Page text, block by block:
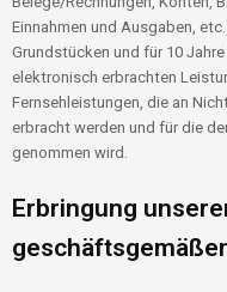
Einnahmen und Ausgaben,
Grundstücken und für 10
elektronisch erbrachten
Fernsehleistungen, die an
erbracht werden und für die
genommen wird.
Erbringung